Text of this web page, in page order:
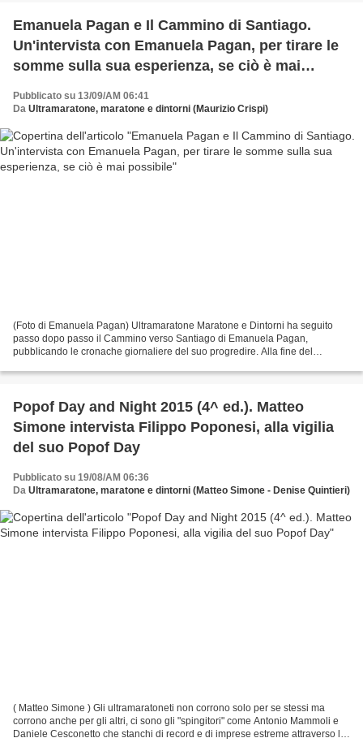
Emanuela Pagan e Il Cammino di Santiago.
Un'intervista con Emanuela Pagan, per tirare le
somme sulla sua esperienza, se ciò è mai
Pubblicato su 13/09/AM 06:41
Da Ultramaratone, maratone e dintorni (Maurizio Crispi)
(Foto di Emanuela Pagan) Ultramaratone Maratone e Dintorni ha seguito
passo dopo passo il Cammino verso Santiago di Emanuela Pagan,
pubblicando le cronache giornaliere del suo progredire. Alla fine del
Popof Day and Night 2015 (4^ ed.). Matteo
Simone intervista Filippo Poponesi, alla vigilia
del suo Popof Day
Pubblicato su 19/08/AM 06:36
Da Ultramaratone, maratone e dintorni (Matteo Simone - Denise Quintieri)
( Matteo Simone ) Gli ultramaratoneti non corrono solo per se stessi ma
corrono anche per gli altri, ci sono gli "spingitori" come Antonio Mammoli e
Daniele Cesconetto che stanchi di record e di imprese estreme attraverso le